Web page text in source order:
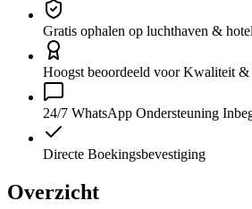
Gratis ophalen op luchthaven & hotel
Hoogst beoordeeld voor Kwaliteit &
24/7 WhatsApp Ondersteuning
Directe Boekingsbevestiging
Overzicht